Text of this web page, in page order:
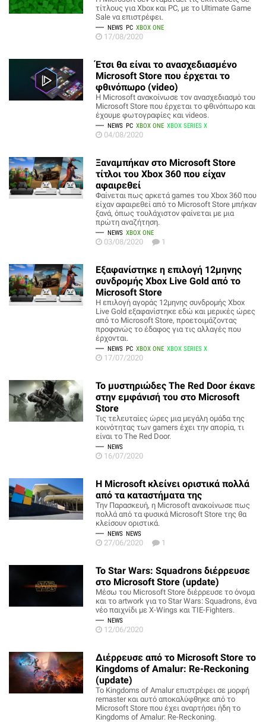
τίτλους για Xbox και PC, με το Ultimate Game
Sale να επιστρέφει.
NEWS PC XBOX ONE
17/08/2020
Έτσι θα είναι το ανασχεδιασμένο
Microsoft Store που έρχεται το
φθινόπωρο (video)
Η Microsoft ανακοίνωσε τον ανασχεδιασμό του
Microsoft Store που έρχεται το φθινόπωρο και
έχουμε φωτογραφίες και videos.
NEWS PC XBOX ONE XBOX SERIES X
04/08/2020
Ξαναμπήκαν στο Microsoft Store
τίτλοι του Xbox 360 που είχαν
αφαιρεθεί
Φαίνεται πως αρκετά games του Xbox 360 που
είχαν αφαιρεθεί από το Microsoft Store μπήκαν
ξανά, όπως τουλάχιστον φαίνεται με μια
πρώτη αναζήτηση.
NEWS XBOX ONE
03/08/2020 1
Εξαφανίστηκε η επιλογή 12μηνης
συνδρομής Xbox Live Gold από το
Microsoft Store
Η επιλογή αγοράς 12μηνης συνδρομής Xbox
Live Gold εξαφανίστηκε εδώ και μερικές ώρες
από το Microsoft Store, προετοιμάζοντας
προφανώς το έδαφος για τις αλλαγές που
έρχονται.
NEWS PC XBOX ONE XBOX SERIES X
17/07/2020
Το μυστηριώδες The Red Door έκανε
στην εμφάνισή του στο Microsoft
Store
Τις τελευταίες ώρες μια μεγάλη ομάδα της
κοινότητας των gamers έχει την απορία, τι
είναι το The Red Door.
NEWS
16/07/2020
H Microsoft κλείνει οριστικά πολλά
από τα καταστήματα της
Την Παρασκευή, η Microsoft ανακοίνωσε πως
πολλά από τα φυσικά Microsoft Store της θα
κλείσουν οριστικά.
NEWS NEWS
27/06/2020 1
Το Star Wars: Squadrons διέρρευσε
στο Microsoft Store (update)
Μέσω του Microsoft Store διέρρευσε το όνομα
και το artwork για το Star Wars: Squadrons, ένα
νέο παιχνίδι με X-Wings και TIE-Fighters.
NEWS
12/06/2020
Διέρρευσε από το Microsoft Store το
Kingdoms of Amalur: Re-Reckoning
(update)
Το Kingdoms of Amalur επιστρέφει σε μορφή
remaster και αυτό αποκαλύφθηκε από το
Microsoft Store που έχει αναρτήσει ήδη το
Kingdoms of Amalur: Re-Reckoning.